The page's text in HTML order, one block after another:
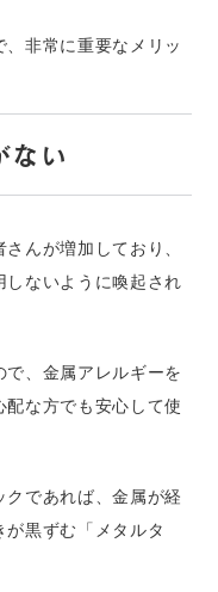
非常に重要なメリッ
ない
んが増加しており、
ないように喚起され
、金属アレルギーを
な方でも安心して使
であれば、金属が経
黒ずむ「メタルタ